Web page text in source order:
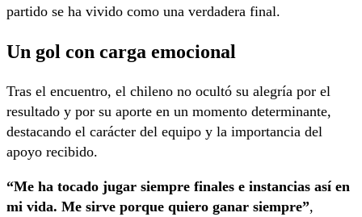
partido se ha vivido como una verdadera final.
Un gol con carga emocional
Tras el encuentro, el chileno no ocultó su alegría por el
resultado y por su aporte en un momento determinante,
destacando el carácter del equipo y la importancia del
apoyo recibido.
“Me ha tocado jugar siempre finales e instancias así en
mi vida. Me sirve porque quiero ganar siempre”,